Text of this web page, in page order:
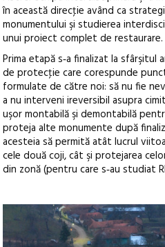
în această direcţie având ca
monumentului şi studierea
unui proiect complet de restaurare.
Prima etapă s‑a finalizat la sfârşitul
de protecţie care corespunde
formulate de către noi: să nu fie
a nu interveni ireversibil asupra
uşor montabilă şi demontabilă
proteja alte monumente după
acesteia să permită atât lucrul
cele două coji, cât şi protejarea
din zonă (pentru care s‑au studiat